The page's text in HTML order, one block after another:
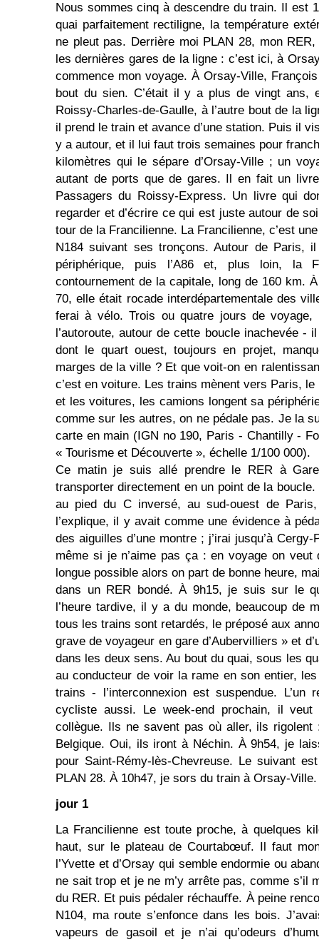
Nous sommes cinq à descendre du train. Il est
quai parfaitement rectiligne, la température
ne pleut pas. Derrière moi PLAN 28, mon
les dernières gares de la ligne : c’est ici, à
commence mon voyage. À Orsay-Ville,
bout du sien. C’était il y a plus de vingt ans,
Roissy-Charles-de-Gaulle, à l’autre bout de la
il prend le train et avance d’une station. Puis il
y a autour, et il lui faut trois semaines pour
kilomètres qui le sépare d’Orsay-Ville ; un
autant de ports que de gares. Il en fait un
Passagers du Roissy-Express. Un livre qui
regarder et d’écrire ce qui est juste autour de
tour de la Francilienne. La Francilienne, c’est
N184 suivant ses tronçons. Autour de Paris,
périphérique, puis l’A86 et, plus loin, la
contournement de la capitale, long de 160 km.
70, elle était rocade interdépartementale des
ferai à vélo. Trois ou quatre jours de
l’autoroute, autour de cette boucle inachevée - il
dont le quart ouest, toujours en projet,
marges de la ville ? Et que voit-on en
c’est en voiture. Les trains mènent vers Paris,
et les voitures, les camions longent sa
comme sur les autres, on ne pédale pas. Je la
carte en main (IGN no 190, Paris - Chan­tilly -
« Tou­risme et Découverte », échelle 1/100 000).
Ce matin je suis allé prendre le RER à
transporter directement en un point de la
au pied du C inversé, au sud-ouest de
l’explique, il y avait comme une évidence à
des aiguilles d’une montre ; j’irai jusqu’à
même si je n’aime pas ça : en voyage on
longue possible alors on part de bonne heure,
dans un RER bondé. À 9h15, je suis sur le
l’heure tardive, il y a du monde, beaucoup de
tous les trains sont retardés, le préposé aux
grave de voyageur en gare d’Aubervilliers » et
dans les deux sens. Au bout du quai, sous les
au conducteur de voir la rame en son entier,
trains - l’intercon­nexion est suspendue. L’un
cycliste aussi. Le week-end prochain, il
collègue. Ils ne savent pas où aller, ils rigolent
Belgique. Oui, ils iront à Néchin. À 9h54, je
pour Saint-Rémy-lès-Chevreuse. Le suivant
PLAN 28. À 10h47, je sors du train à Orsay-Ville.
jour 1
La Francilienne est toute proche, à quelques
haut, sur le plateau de Courtabœuf. Il faut
l’Yvette et d’Orsay qui semble endormie ou
ne sait trop et je ne m’y arrête pas, comme s’il
du RER. Et puis pédaler réchauﬀe. À peine
N104, ma route s’enfonce dans les bois.
vapeurs de gasoil et je n’ai qu’odeurs